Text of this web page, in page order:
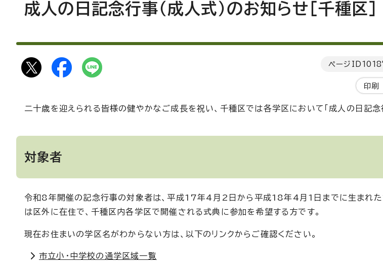
成人の日記念行事（成人式）のお知らせ［千種区］
ページID
印刷
二十歳を迎えられる皆様の健やかなご成長を祝い、千種区では各学区において「成人の日記念
対象者
令和8年開催の記念行事の対象者は、平成17年4月2日から平成18年4月1日までに生まれた
は区外に在住で、千種区内各学区で開催される式典に参加を希望する方です。
現在お住まいの学区名がわからない方は、以下のリンクからご確認ください。
市立小・中学校の通学区域一覧